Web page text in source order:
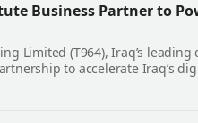
Business Partner to
Limited (T964), Iraq’s
to accelerate Iraq’s